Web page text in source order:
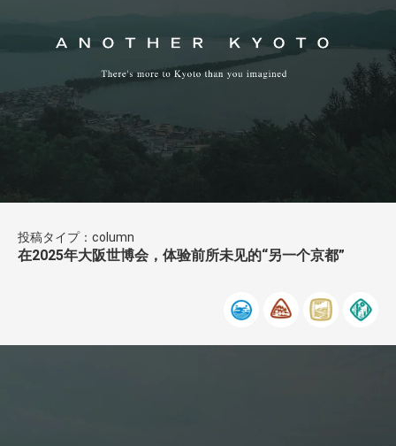
投稿タイプ：column
在2025年大阪世博会，体验前所未见的“另一个京都”